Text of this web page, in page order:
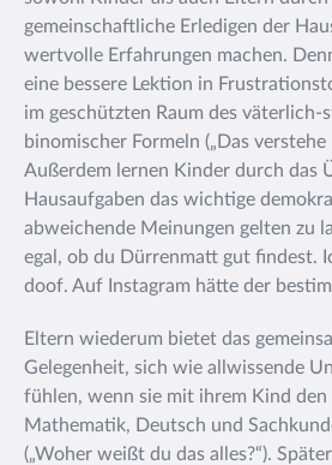
gemeinschaftliche Erledigen der
wertvolle Erfahrungen machen.
eine bessere Lektion in
im geschützten Raum des väterlich-
binomischer Formeln („Das verstehe
Außerdem lernen Kinder durch das
Hausaufgaben das wichtige
abweichende Meinungen gelten zu
egal, ob du Dürrenmatt gut findest.
doof. Auf Instagram hätte der
Eltern wiederum bietet das
Gelegenheit, sich wie allwissende
fühlen, wenn sie mit ihrem Kind
Mathematik, Deutsch und
(„Woher weißt du das alles?“).